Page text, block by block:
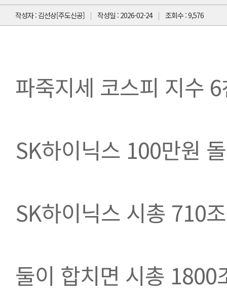
작성자 : 김선상[주도신공] 작성일 : 2026-02-24 조회수 : 9,576
파죽지세 코스피 지수
SK하이닉스 100만원
SK하이닉스 시총 710
둘이 합치면 시총